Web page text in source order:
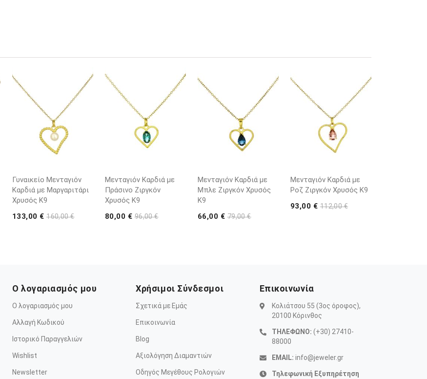
Γυναικείο Μενταγιόν
Καρδιά με Μαργαριτάρι
Χρυσός K9
133,00 €160,00 €
Μενταγιόν Καρδιά με
Πράσινο Ζιργκόν
Χρυσός K9
80,00 €96,00 €
Μενταγιόν Καρδιά με
Μπλε Ζιργκόν Χρυσός
K9
66,00 €79,00 €
Μενταγιόν Καρδιά με
Ροζ Ζιργκόν Χρυσός K9
93,00 €112,00 €
Ο λογαριασμός μου
Ο λογαριασμός μου
Αλλαγή Κωδικού
Ιστορικό Παραγγελιών
Wishlist
Newsletter
Χρήσιμοι Σύνδεσμοι
Σχετικά με Εμάς
Επικοινωνία
Blog
Αξιολόγηση Διαμαντιών
Οδηγός Μεγέθους Ρολογιών
Επικοινωνία
Κολιάτσου 55 (3ος όροφος),
20100 Κόρινθος
ΤΗΛΕΦΩΝΟ: (+30) 27410-
88000
EMAIL: info@jeweler.gr
Τηλεφωνική Εξυπηρέτηση